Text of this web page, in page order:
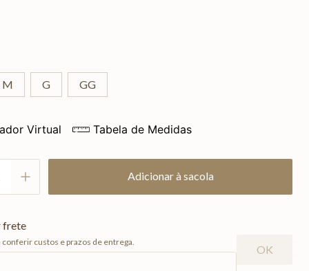
M G GG
Virtual Tabela de Medidas
Adicionar à sacola